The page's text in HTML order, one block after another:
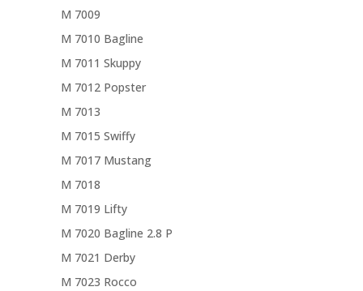
M 7009
M 7010 Bagline
M 7011 Skuppy
M 7012 Popster
M 7013
M 7015 Swiffy
M 7017 Mustang
M 7018
M 7019 Lifty
M 7020 Bagline 2.8 P
M 7021 Derby
M 7023 Rocco